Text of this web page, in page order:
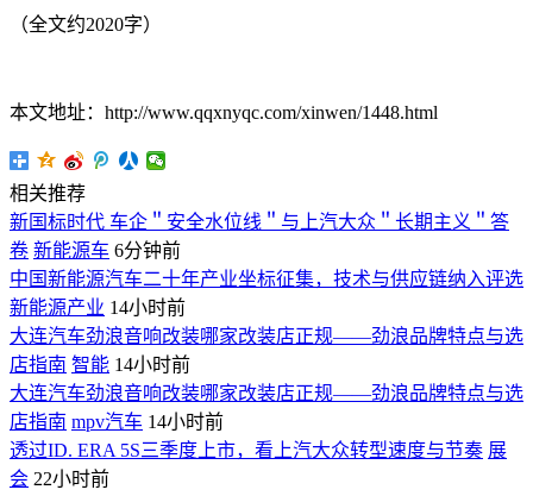
（全文约2020字）
本文地址：http://www.qqxnyqc.com/xinwen/1448.html
相关推荐
新国标时代 车企＂安全水位线＂与上汽大众＂长期主义＂答
卷 新能源车 6分钟前
中国新能源汽车二十年产业坐标征集，技术与供应链纳入评选
新能源产业 14小时前
大连汽车劲浪音响改装哪家改装店正规——劲浪品牌特点与选
店指南 智能 14小时前
大连汽车劲浪音响改装哪家改装店正规——劲浪品牌特点与选
店指南 mpv汽车 14小时前
透过ID. ERA 5S三季度上市，看上汽大众转型速度与节奏 展
会 22小时前